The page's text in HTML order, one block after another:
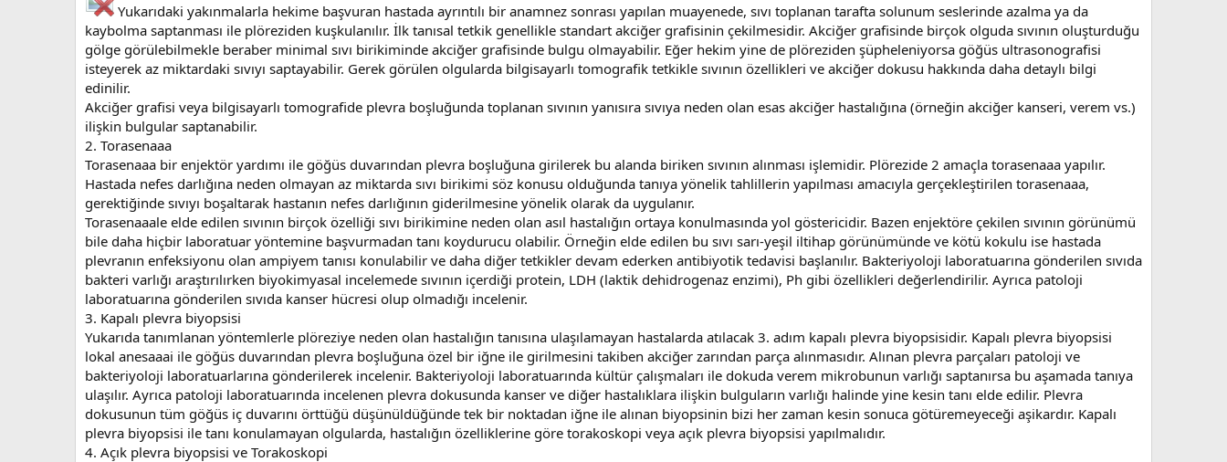
Yukarıdaki yakınmalarla hekime başvuran hastada ayrıntılı bir anamnez sonrası yapılan muayenede, sıvı toplanan tarafta solunum seslerinde azalma ya da
kaybolma saptanması ile plöreziden kuşkulanılır. İlk tanısal tetkik genellikle standart akciğer grafisinin çekilmesidir. Akciğer grafisinde birçok olguda sıvının oluşturduğu
gölge görülebilmekle beraber minimal sıvı birikiminde akciğer grafisinde bulgu olmayabilir. Eğer hekim yine de plöreziden şüpheleniyorsa göğüs ultrasonografisi
isteyerek az miktardaki sıvıyı saptayabilir. Gerek görülen olgularda bilgisayarlı tomografik tetkikle sıvının özellikleri ve akciğer dokusu hakkında daha detaylı bilgi
edinilir.
Akciğer grafisi veya bilgisayarlı tomografide plevra boşluğunda toplanan sıvının yanısıra sıvıya neden olan esas akciğer hastalığına (örneğin akciğer kanseri, verem vs.)
ilişkin bulgular saptanabilir.
2. Torasenaaa
Torasenaaa bir enjektör yardımı ile göğüs duvarından plevra boşluğuna girilerek bu alanda biriken sıvının alınması işlemidir. Plörezide 2 amaçla torasenaaa yapılır.
Hastada nefes darlığına neden olmayan az miktarda sıvı birikimi söz konusu olduğunda tanıya yönelik tahlillerin yapılması amacıyla gerçekleştirilen torasenaaa,
gerektiğinde sıvıyı boşaltarak hastanın nefes darlığının giderilmesine yönelik olarak da uygulanır.
Torasenaaale elde edilen sıvının birçok özelliği sıvı birikimine neden olan asıl hastalığın ortaya konulmasında yol göstericidir. Bazen enjektöre çekilen sıvının görünümü
bile daha hiçbir laboratuar yöntemine başvurmadan tanı koydurucu olabilir. Örneğin elde edilen bu sıvı sarı-yeşil iltihap görünümünde ve kötü kokulu ise hastada
plevranın enfeksiyonu olan ampiyem tanısı konulabilir ve daha diğer tetkikler devam ederken antibiyotik tedavisi başlanılır. Bakteriyoloji laboratuarına gönderilen sıvıda
bakteri varlığı araştırılırken biyokimyasal incelemede sıvının içerdiği protein, LDH (laktik dehidrogenaz enzimi), Ph gibi özellikleri değerlendirilir. Ayrıca patoloji
laboratuarına gönderilen sıvıda kanser hücresi olup olmadığı incelenir.
3. Kapalı plevra biyopsisi
Yukarıda tanımlanan yöntemlerle plöreziye neden olan hastalığın tanısına ulaşılamayan hastalarda atılacak 3. adım kapalı plevra biyopsisidir. Kapalı plevra biyopsisi
lokal anesaaai ile göğüs duvarından plevra boşluğuna özel bir iğne ile girilmesini takiben akciğer zarından parça alınmasıdır. Alınan plevra parçaları patoloji ve
bakteriyoloji laboratuarlarına gönderilerek incelenir. Bakteriyoloji laboratuarında kültür çalışmaları ile dokuda verem mikrobunun varlığı saptanırsa bu aşamada tanıya
ulaşılır. Ayrıca patoloji laboratuarında incelenen plevra dokusunda kanser ve diğer hastalıklara ilişkin bulguların varlığı halinde yine kesin tanı elde edilir. Plevra
dokusunun tüm göğüs iç duvarını örttüğü düşünüldüğünde tek bir noktadan iğne ile alınan biyopsinin bizi her zaman kesin sonuca götüremeyeceği aşikardır. Kapalı
plevra biyopsisi ile tanı konulamayan olgularda, hastalığın özelliklerine göre torakoskopi veya açık plevra biyopsisi yapılmalıdır.
4. Açık plevra biyopsisi ve Torakoskopi